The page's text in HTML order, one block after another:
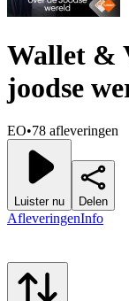
Wallet &
joodse
EO•78 afleveringen
Luister nu Delen
AfleveringenInfo